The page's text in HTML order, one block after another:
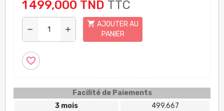
1 499,000 TND TTC
remove add
shopping_cart AJOUTER AU
PANIER
favorite_border
Facilité de Paiements
3 mois
499.667